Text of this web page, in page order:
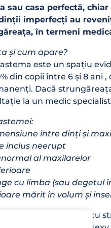
sau casa perfectă,
imperfecți au
în termeni
și cum apare?
este un spațiu
din copii între 6 și 8
Dacă
la un medic
între dinți și
inclus neerupt
al maxilarelor
cu limba (sau degetul
mărit în volum și
foarte confortabil cu